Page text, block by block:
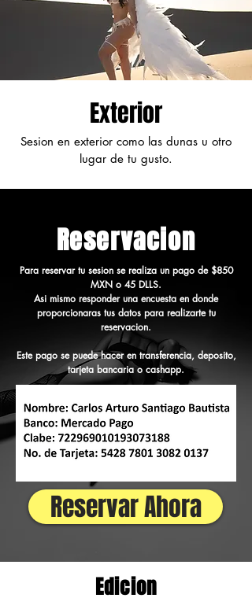
Exterior
Sesion en exterior como las dunas u otro
lugar de tu gusto.
Reservacion
Para reservar tu sesion se realiza un pago de $850
MXN o 45 DLLS.
Asi mismo responder una encuesta en donde
proporcionaras tus datos para realizarte tu
reservacion.
Este pago se puede hacer en transferencia, deposito,
tarjeta bancaria o cashapp.
Reservar Ahora
Edicion